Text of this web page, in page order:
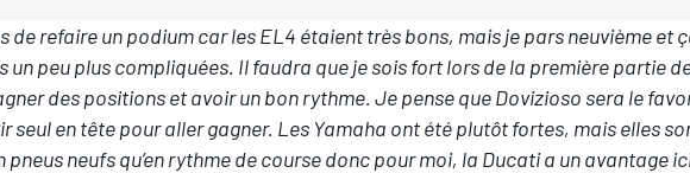
de refaire un podium car les EL4 étaient très bons, mais je pars neuvième et
un peu plus compliquées. Il faudra que je sois fort lors de la première partie
des positions et avoir un bon rythme. Je pense que Dovizioso sera le
seul en tête pour aller gagner. Les Yamaha ont été plutôt fortes, mais elles
pneus neufs qu’en rythme de course donc pour moi, la Ducati a un avantage